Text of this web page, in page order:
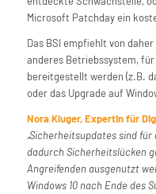
Microsoft Patchday ein
Das BSI empfiehlt von
anderes Betriebssystem,
bereitgestellt werden (z.B.
oder das Upgrade auf
Nora Kluger, Expertin für
Sicherheitsupdates sind für
dadurch Sicherheitslücken
Angreifenden ausgenutzt
Windows10 nach Ende des